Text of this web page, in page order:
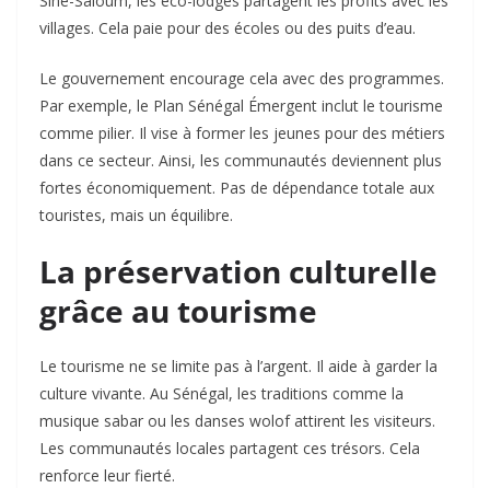
villages. Cela paie pour des écoles ou des puits d’eau.
Le gouvernement encourage cela avec des programmes.
Par exemple, le Plan Sénégal Émergent inclut le tourisme
comme pilier. Il vise à former les jeunes pour des métiers
dans ce secteur. Ainsi, les communautés deviennent plus
fortes économiquement. Pas de dépendance totale aux
touristes, mais un équilibre.
La préservation culturelle
grâce au tourisme
Le tourisme ne se limite pas à l’argent. Il aide à garder la
culture vivante. Au Sénégal, les traditions comme la
musique sabar ou les danses wolof attirent les visiteurs.
Les communautés locales partagent ces trésors. Cela
renforce leur fierté.